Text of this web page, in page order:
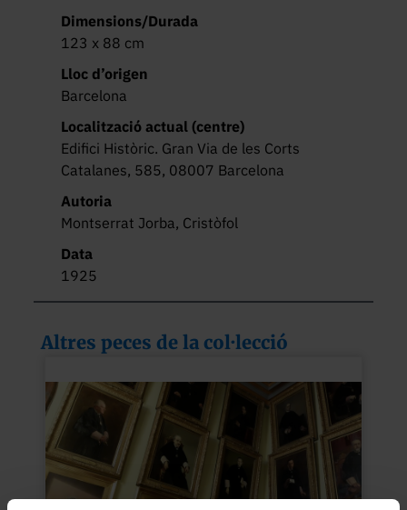
Dimensions/Durada
123 x 88 cm
Lloc d’origen
Barcelona
Localització actual (centre)
Edifici Històric. Gran Via de les Corts
Catalanes, 585, 08007 Barcelona
Autoria
Montserrat Jorba, Cristòfol
Data
1925
Altres peces de la col·lecció